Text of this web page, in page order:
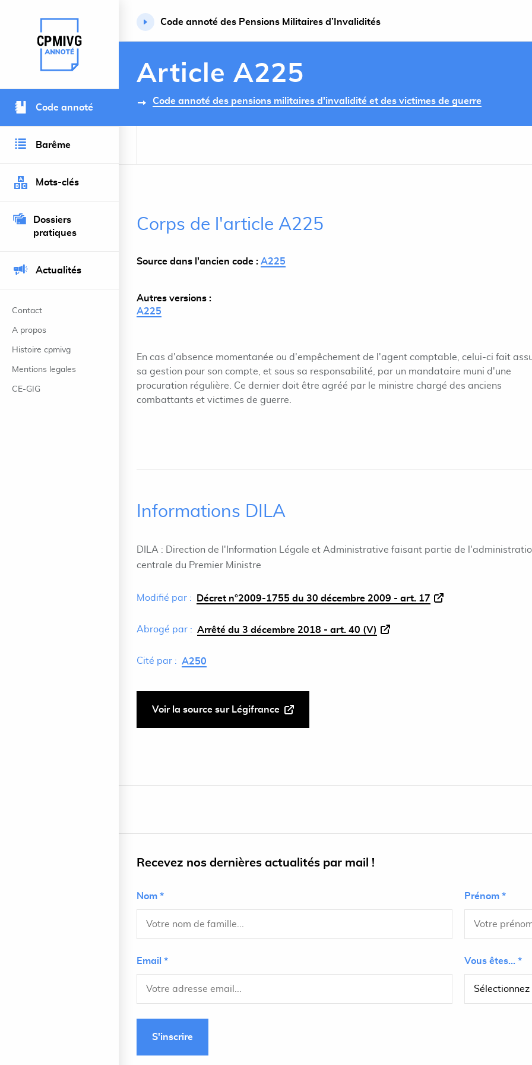
Retour à l’accueil du site
Code annoté
Barême
Mots-clés
Dossiers
pratiques
Actualités
Contact
A propos
Histoire cpmivg
Mentions legales
CE-GIG
Code annoté des Pensions Militaires d’Invalidités
Article A225
Code annoté des pensions militaires d'invalidité et des victimes de guerre
Corps de l'article A225
Source dans l'ancien code : A225
Autres versions :
A225
En cas d'absence momentanée ou d'empêchement de l'agent comptable, celui-ci fait
sa gestion pour son compte, et sous sa responsabilité, par un mandataire muni d'une
procuration régulière. Ce dernier doit être agréé par le ministre chargé des anciens
combattants et victimes de guerre.
Informations DILA
DILA : Direction de l'Information Légale et Administrative faisant partie de
centrale du Premier Ministre
Modifié par : Décret n°2009-1755 du 30 décembre 2009 - art. 17
Abrogé par : Arrêté du 3 décembre 2018 - art. 40 (V)
Cité par : A250
Voir la source sur Légifrance
Recevez nos dernières actualités par mail !
Nom * Prénom *
Email * Vous êtes... *
S'inscrire